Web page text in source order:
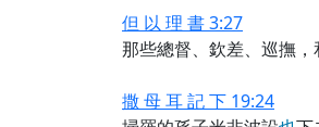
但 以 理 書 3:27
那些總督、欽差、巡撫
撒 母 耳 記 下 19:24